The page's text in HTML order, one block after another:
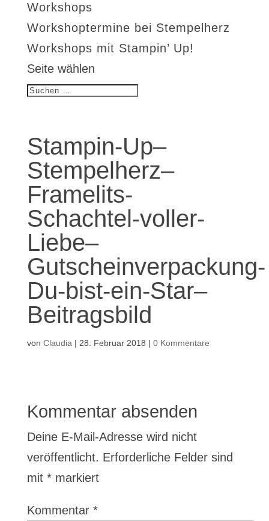
Workshops
Workshoptermine bei Stempelherz
Workshops mit Stampin’ Up!
Seite wählen
Stampin-Up–
Stempelherz–
Framelits-
Schachtel-voller-
Liebe–
Gutscheinverpackung-
Du-bist-ein-Star–
Beitragsbild
von Claudia | 28. Februar 2018 | 0 Kommentare
Kommentar absenden
Deine E-Mail-Adresse wird nicht
veröffentlicht. Erforderliche Felder sind
mit *markiert
Kommentar *